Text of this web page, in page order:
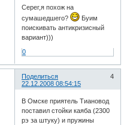
Серег,я похож на
сумашедшего?
Буим
поискивать антикризисный
вариант)))
0
Поделиться
4
22.12.2008 08:54:15
В Омске приятель Тиановод
поставил стойки каяба (2300
рэ за штуку) и пружины